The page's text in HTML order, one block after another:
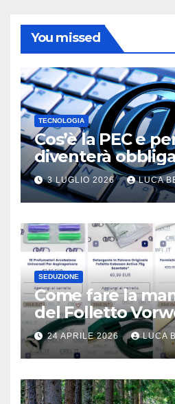
You missed
TECNOLOGIA
Cos’è la PEC e
diventerà
2026?
3 LUGLIO 2026 LUCA
SEDUZIONE
Come fare la
del Folletto
24 APRILE 2026 LUCA